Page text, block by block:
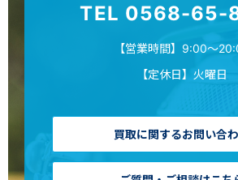
TEL 0568-65-
【営業時間】9:00～
【定休日】火曜日
買取に関するお問い合